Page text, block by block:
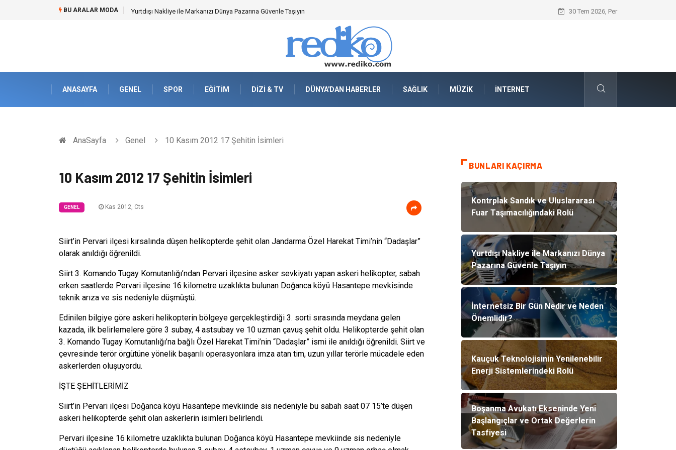
BU ARALAR MODA Yurtdışı Nakliye ile Markanızı Dünya Pazarına Güvenle Taşıyın İnternetsiz Bir Gün Nedir ve Neden
30 Tem 2026, Per
ANASAYFA GENEL SPOR EĞITIM DIZI & TV DÜNYA'DAN HABERLER SAĞLIK MÜZIK İNTERNET
AnaSayfa Genel 10 Kasım 2012 17 Şehitin İsimleri
10 Kasım 2012 17 Şehitin İsimleri
GENEL Kas 2012, Cts
Siirt’in Pervari ilçesi kırsalında düşen helikopterde şehit olan Jandarma Özel Harekat Timi’nin “Dadaşlar”
olarak anıldığı öğrenildi.
Siirt 3. Komando Tugay Komutanlığı’ndan Pervari ilçesine asker sevkiyatı yapan askeri helikopter, sabah
erken saatlerde Pervari ilçesine 16 kilometre uzaklıkta bulunan Doğanca köyü Hasantepe mevkisinde
teknik arıza ve sis nedeniyle düşmüştü.
Edinilen bilgiye göre askeri helikopterin bölgeye gerçekleştirdiği 3. sorti sırasında meydana gelen
kazada, ilk belirlemelere göre 3 subay, 4 astsubay ve 10 uzman çavuş şehit oldu. Helikopterde şehit olan
3. Komando Tugay Komutanlığı’na bağlı Özel Harekat Timi’nin “Dadaşlar” ismi ile anıldığı öğrenildi. Siirt ve
çevresinde terör örgütüne yönelik başarılı operasyonlara imza atan tim, uzun yıllar terörle mücadele eden
askerlerden oluşuyordu.
İŞTE ŞEHİTLERİMİZ
Siirt’in Pervari ilçesi Doğanca köyü Hasantepe mevkiinde sis nedeniyle bu sabah saat 07 15’te düşen
askeri helikopterde şehit olan askerlerin isimleri belirlendi.
Pervari ilçesine 16 kilometre uzaklıkta bulunan Doğanca köyü Hasantepe mevkiinde sis nedeniyle
BUNLARI KAÇIRMA
Kontrplak Sandık ve Uluslararası
Fuar Taşımacılığındaki Rolü
Yurtdışı Nakliye ile Markanızı Dünya
Pazarına Güvenle Taşıyın
İnternetsiz Bir Gün Nedir ve Neden
Önemlidir?
Kauçuk Teknolojisinin Yenilenebilir
Enerji Sistemlerindeki Rolü
Boşanma Avukatı Ekseninde Yeni
Başlangıçlar ve Ortak Değerlerin
Tasfiyesi